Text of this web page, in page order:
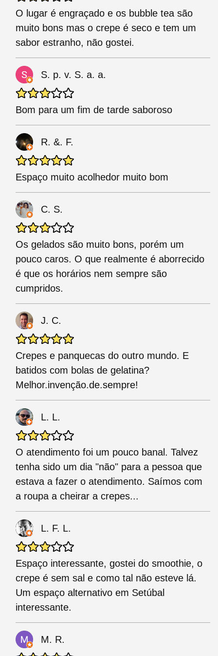
O lugar é engraçado e os bubble tea são
muito bons mas o crepe é seco e tem um
sabor estranho, não gostei.
S. p. v. S. a. a.
Bom para um fim de tarde saboroso
R. &. F.
Espaço muito acolhedor muito bom
C. S.
Os gelados são muito bons, porém um
pouco caros. O que realmente é aborrecido
é que os horários nem sempre são
cumpridos.
J. C.
Crepes e panquecas do outro mundo. E
batidos com bolas de gelatina?
Melhor.invenção.de.sempre!
L. L.
O atendimento foi um pouco banal. Talvez
tenha sido um dia "não" para a pessoa que
estava a fazer o atendimento. Saímos com
a roupa a cheirar a crepes...
L. F. L.
Espaço interessante, gostei do smoothie, o
crepe é sem sal e como tal não esteve lá.
Um espaço alternativo em Setúbal
interessante.
M. R.